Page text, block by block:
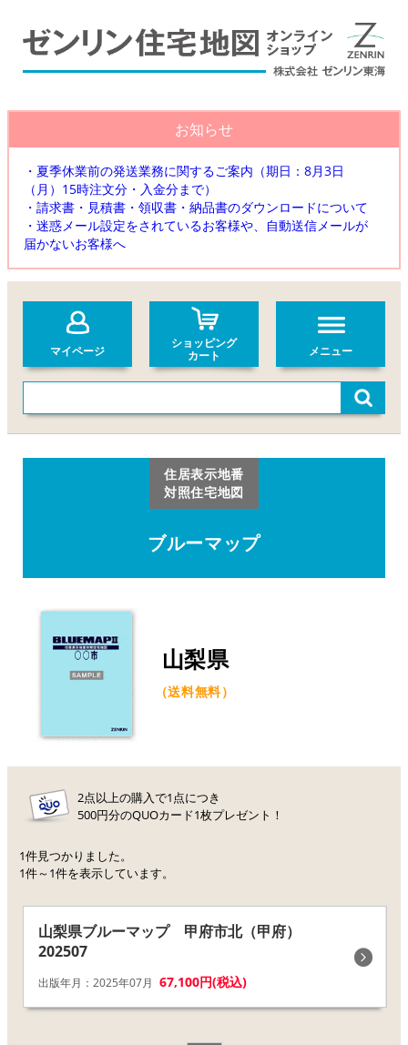
お知らせ
・夏季休業前の発送業務に関するご案内（期日：8月3日
（月）15時注文分・入金分まで）
・請求書・見積書・領収書・納品書のダウンロードについて
・迷惑メール設定をされているお客様や、自動送信メールが
届かないお客様へ
マイページ
ショッピング
カート
メニュー
住居表示地番
対照住宅地図
ブルーマップ
山梨県
（送料無料）
2点以上の購入で1点につき
500円分のQUOカード1枚プレゼント！
1件見つかりました。
1件～1件を表示しています。
山梨県ブルーマップ 甲府市北（甲府）
202507
出版年月：2025年07月 67,100円(税込)